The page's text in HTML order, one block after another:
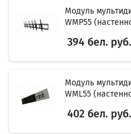
Модуль
WMP55
394 бел. руб.
Модуль
WML55
402 бел. руб.